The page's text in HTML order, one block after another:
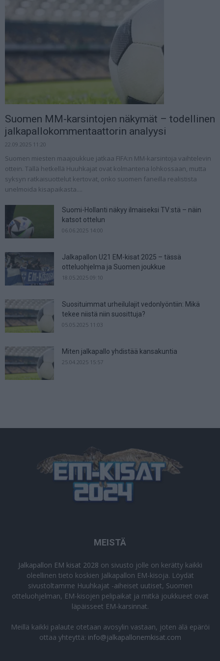
Suomen MM-karsintojen näkymät – todellinen
jalkapallokommentaattorin analyysi
22.09.2025 11:20
Suomen miesten maajoukkue jatkaa FIFA:n MM-karsintoja vaihtelevin
ottein. Tällä hetkellä Huuhkajat ovat kolmantena lohkossaan, mutta
syksyn ratkaisuottelut kertovat, onko suomen faneilla realistista
unelmoida kisapaikasta....
Suomi-Hollanti näkyy ilmaiseksi TV:stä – näin
katsot ottelun
06.06.2025 14:00
Jalkapallon U21 EM-kisat 2025 – tässä
otteluohjelma ja Suomen joukkue
18.05.2025 09:10
Suosituimmat urheilulajit vedonlyöntiin: Mikä
tekee niistä niin suosittuja?
05.05.2025 11:03
Miten jalkapallo yhdistää kansakuntia
25.04.2025 15:57
MEISTÄ
Jalkapallon EM kisat 2028 on sivusto jolle on kerätty kaikki
oleellinen tieto koskien Jalkapallon EM-kisoja. Löydät
sivustoltamme Huuhkajat -aiheiset uutiset, Suomen
otteluohjelman, EM-kisojen pelipaikat ja mitkä joukkueet ovat
läpäisseet EM-karsinnat.
Meillä kaikki palaute otetaan avosylin vastaan, joten älä epäröi
ottaa yhteyttä: info@jalkapallonemkisat.com